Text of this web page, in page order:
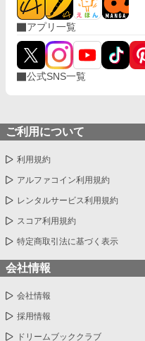
アプリ一覧
公式SNS一覧
ご利用について
利用規約
アルファコイン利用規約
レンタルサービス利用規約
スコア利用規約
特定商取引法に基づく表示
会社情報
会社情報
採用情報
ドリームブッククラブ